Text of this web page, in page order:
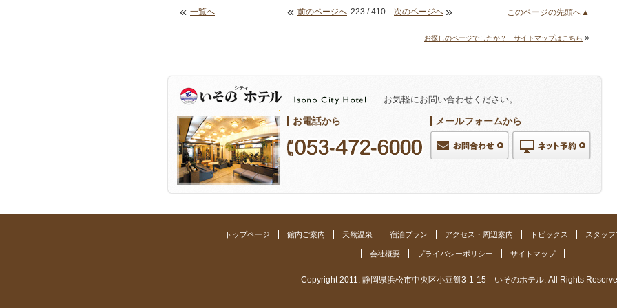
« 一覧へ « 前のページへ 223 / 410 次のページへ » このページの先頭へ▲
お探しのページでしたか？ サイトマップはこちら »
お気軽にお問い合わせください。
お電話から メールフォームから
トップページ 館内ご案内 天然温泉 宿泊プラン アクセス・周辺案内 トピックス スタッ
会社概要 プライバシーポリシー サイトマップ
Copyright 2011. 静岡県浜松市中央区小豆餅3-1-15 いそのホテル. All Rights